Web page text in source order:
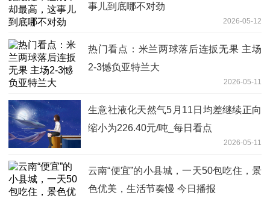
事儿到底哪不对劲
2026-05-12
热门看点：米兰两球落后连扳无果 主场
2-3憾负亚特兰大
2026-05-11
生意社液化天然气5月11日均差继续正向
缩小为226.40元/吨_每日看点
2026-05-11
云南“便宜”的小县城，一天50包吃住，景
色优美，生活节奏慢 今日播报